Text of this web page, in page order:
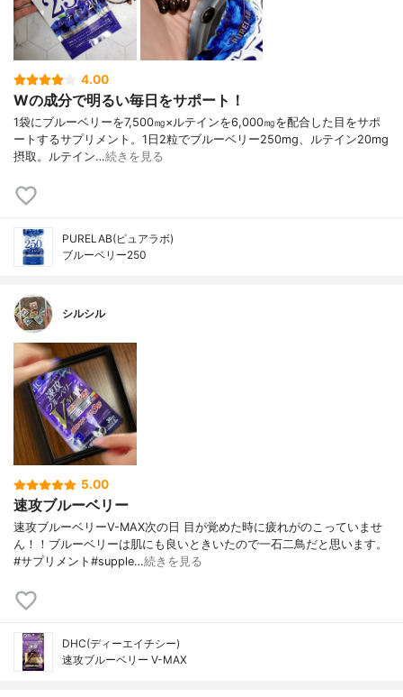
4.00
Wの成分で明るい毎日をサポート！
1袋にブルーベリーを7,500㎎×ルテインを6,000㎎を配合した目をサポ
ートするサプリメント。1日2粒でブルーベリー250mg、ルテイン20mg
摂取。ルテイン…続きを見る
PURELAB(ピュアラボ)
ブルーベリー250
シルシル
5.00
速攻ブルーベリー
速攻ブルーベリーV-MAX次の日 目が覚めた時に疲れがのこっていませ
ん！！ブルーベリーは肌にも良いときいたので一石二鳥だと思います。
#サプリメント#supple…続きを見る
DHC(ディーエイチシー)
速攻ブルーベリー V-MAX